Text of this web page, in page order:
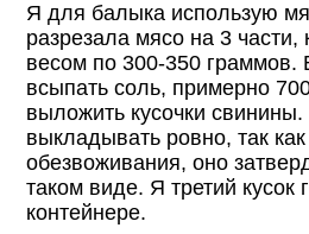
Я для балыка использую
разрезала мясо на 3 части,
весом по 300-350 граммов.
всыпать соль, примерно
выложить кусочки
выкладывать ровно, так
обезвоживания, оно
таком виде. Я третий кусок
контейнере.